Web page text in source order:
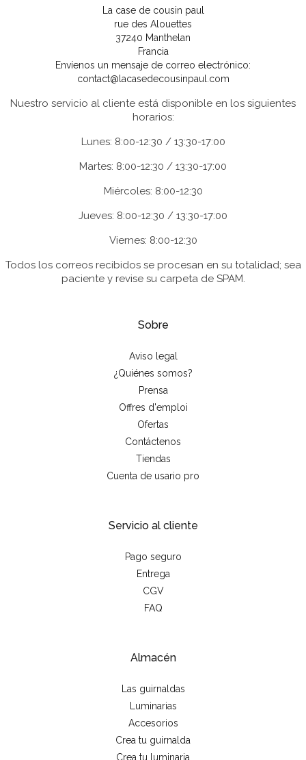
La case de cousin paul
rue des Alouettes
37240 Manthelan
Francia
Envíenos un mensaje de correo electrónico:
contact@lacasedecousinpaul.com
Nuestro servicio al cliente está disponible en los siguientes
horarios:
Lunes: 8:00-12:30 / 13:30-17:00
Martes: 8:00-12:30 / 13:30-17:00
Miércoles: 8:00-12:30
Jueves: 8:00-12:30 / 13:30-17:00
Viernes: 8:00-12:30
Todos los correos recibidos se procesan en su totalidad; sea
paciente y revise su carpeta de SPAM.
Sobre
Aviso legal
¿Quiénes somos?
Prensa
Offres d'emploi
Ofertas
Contáctenos
Tiendas
Cuenta de usario pro
Servicio al cliente
Pago seguro
Entrega
CGV
FAQ
Almacén
Las guirnaldas
Luminarias
Accesorios
Crea tu guirnalda
Crea tu luminaria